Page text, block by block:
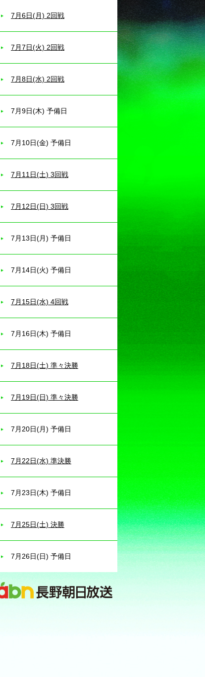
7月6日(月) 2回戦
7月7日(火) 2回戦
7月8日(水) 2回戦
7月9日(木) 予備日
7月10日(金) 予備日
7月11日(土) 3回戦
7月12日(日) 3回戦
7月13日(月) 予備日
7月14日(火) 予備日
7月15日(水) 4回戦
7月16日(木) 予備日
7月18日(土) 準々決勝
7月19日(日) 準々決勝
7月20日(月) 予備日
7月22日(水) 準決勝
7月23日(木) 予備日
7月25日(土) 決勝
7月26日(日) 予備日